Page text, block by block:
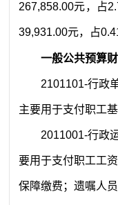
267,858.00元，占
39,931.00元，占
一般公共预算
2101101-行政
主要用于支付职工
2011001-行政
要用于支付职工工
保障缴费；遗嘱人